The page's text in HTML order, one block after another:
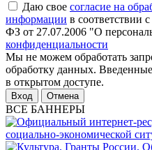
Даю свое согласие на
информации в соответствии
ФЗ от 27.07.2006 "О
конфиденциальности
Мы не можем обработать
обработку данных.
в открытом доступе.
Отмена
ВСЕ БАННЕРЫ